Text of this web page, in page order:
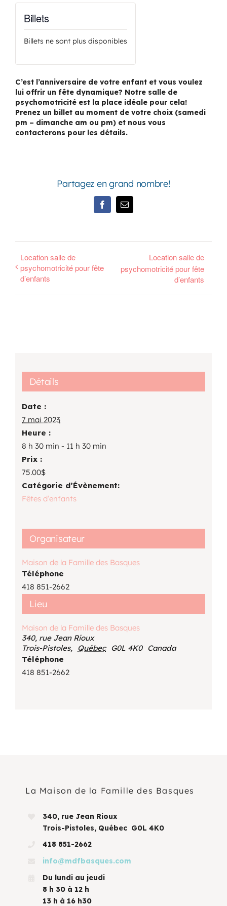
Billets
Billets ne sont plus disponibles
C’est l’anniversaire de votre enfant et vous voulez
lui offrir un fête dynamique? Notre salle de
psychomotricité est la place idéale pour cela!
Prenez un billet au moment de votre choix (samedi
pm – dimanche am ou pm) et nous vous
contacterons pour les détails.
Partagez en grand nombre!
FacebookEmail
Location salle de
psychomotricité pour fête
d’enfants
Location salle de
psychomotricité pour fête
d’enfants
Détails
Date :
7 mai 2023
Heure :
8 h 30 min - 11 h 30 min
Prix :
75.00$
Catégorie d’Évènement:
Fêtes d’enfants
Lieu
Maison de la Famille des Basques
340, rue Jean Rioux
Trois-Pistoles, Québec G0L 4K0 Canada
Téléphone
418 851-2662
Organisateur
Maison de la Famille des Basques
Téléphone
418 851-2662
La Maison de la Famille des Basques
340, rue Jean Rioux
Trois-Pistoles, Québec G0L 4K0
418 851-2662
info@mdfbasques.com
Du lundi au jeudi
8 h 30 à 12 h
13 h à 16 h30